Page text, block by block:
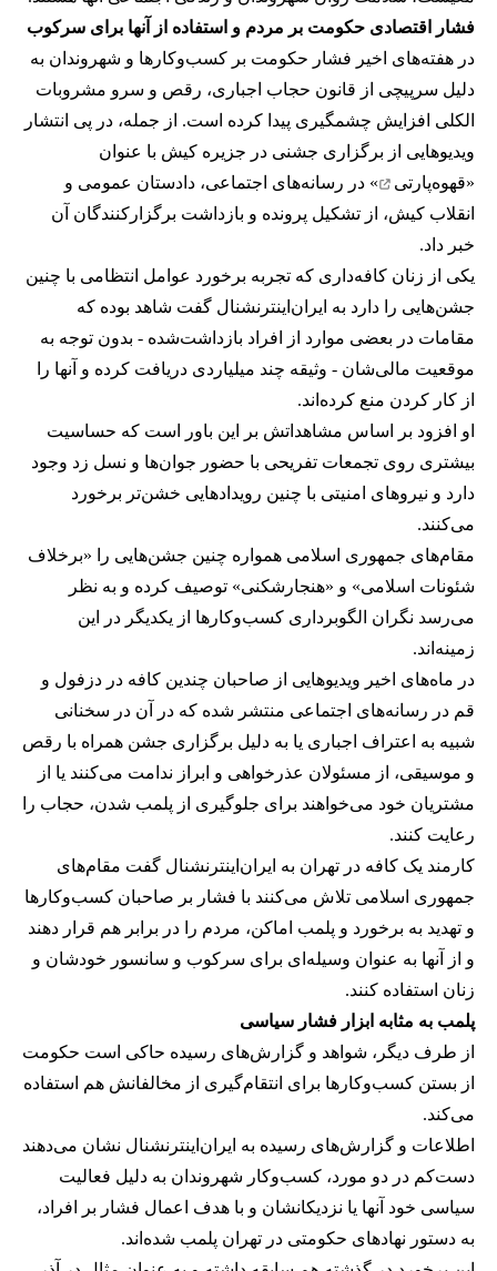
فشار اقتصادی حکومت بر مردم و استفاده از آنها برای سرکوب
در هفته‌های اخیر فشار حکومت بر کسب‌وکارها و شهروندان به
دلیل سرپیچی از قانون حجاب اجباری، رقص و سرو مشروبات
الکلی افزایش چشمگیری پیدا کرده است. از جمله، در پی انتشار
ویدیوهایی از برگزاری جشنی در جزیره کیش با عنوان
«قهوه‌پارتی
» در رسانه‌های اجتماعی، دادستان عمومی و
انقلاب کیش، از تشکیل پرونده و بازداشت برگزارکنندگان آن
خبر داد.
یکی از زنان کافه‌داری که تجربه برخورد عوامل انتظامی با چنین
جشن‌هایی را دارد به ایران‌اینترنشنال گفت شاهد بوده که
مقامات در بعضی موارد از افراد بازداشت‌‌شده - بدون توجه به
موقعیت مالی‌شان - وثیقه چند میلیاردی دریافت کرده و آنها را
از کار کردن منع کرده‌اند.
او افزود بر اساس مشاهداتش بر این باور است که حساسیت
بیشتری روی تجمعات تفریحی با حضور جوان‌ها و نسل زد وجود
دارد و نیروهای امنیتی با چنین رویدادهایی خشن‌تر برخورد
می‌کنند.
مقام‌های جمهوری اسلامی همواره چنین جشن‌هایی را «برخلاف
شئونات اسلامی» و «هنجارشکنی» توصیف کرده و به نظر
می‌رسد نگران الگوبرداری کسب‌وکارها از یکدیگر در این
زمینه‌اند.
در ماه‌های اخیر ویدیوهایی از صاحبان چندین کافه در دزفول و
قم در رسانه‌های اجتماعی منتشر شده که در آن در سخنانی
شبیه به اعتراف اجباری یا به دلیل برگزاری جشن همراه با رقص
و موسیقی، از مسئولان عذرخواهی و ابراز ندامت می‌کنند یا از
مشتریان خود می‌خواهند برای جلوگیری از پلمب شدن، حجاب را
رعایت کنند.
کارمند یک کافه در تهران به ایران‌اینترنشنال گفت مقام‌های
جمهوری اسلامی تلاش می‌کنند با فشار بر صاحبان کسب‌وکارها
و تهدید به برخورد و پلمب اماکن، مردم را در برابر هم قرار دهند
و از آنها به عنوان وسیله‌ای برای سرکوب و سانسور خودشان و
زنان استفاده کنند.
پلمب به مثابه ابزار فشار سیاسی
از طرف دیگر، شواهد و گزارش‌های رسیده حاکی است حکومت
از بستن کسب‌وکارها برای انتقام‌گیری از مخالفانش هم استفاده
می‌کند.
اطلاعات و گزارش‌های رسیده به ایران‌اینترنشنال نشان می‌دهند
دست‌کم در دو مورد، کسب‌وکار شهروندان به دلیل فعالیت
سیاسی خود آنها یا نزدیکانشان و با هدف اعمال فشار بر افراد،
به دستور نهادهای حکومتی در تهران پلمب شده‌اند.